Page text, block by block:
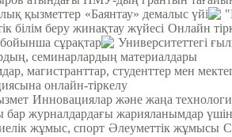
қызметтер «Баянтау» демалыс үйі
білім беру жинақтау жүйесі Онлайн
сұрақтар
Университеттегі
семинарлардың материалдары
магистранттар, студенттер мен
онлайн-тіркелу
Инновациялар және жаңа
бар журналдардағы жарияланымдар үшін
жұмыс, спорт Әлеуметтік жұмысы